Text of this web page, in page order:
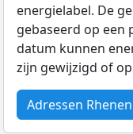
energielabel. De
gebaseerd op een
datum kunnen
zijn gewijzigd of
Adressen Rhenen